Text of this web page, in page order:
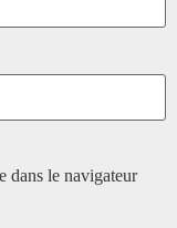
dans le navigateur